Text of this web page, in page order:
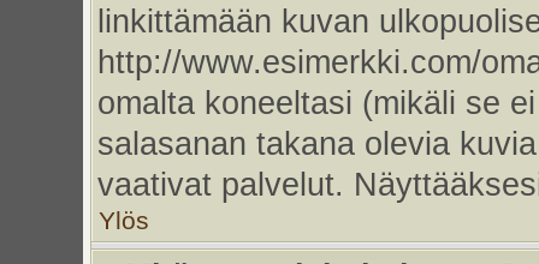
linkittämään kuvan
http://www.esimerkki.com/
omalta koneeltasi (mikäli se
salasanan takana olevia
vaativat palvelut.
Ylös